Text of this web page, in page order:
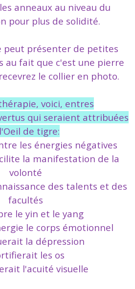
anneaux au niveau du
pour plus de solidité.
peut présenter de petites
au fait que c'est une pierre
le collier en photo.
voici, entres
qui seraient attribuées
de tigre:
les énergies négatives
la manifestation de la
volonté
des talents et des
facultés
le yin et le yang
le corps émotionnel
la dépression
les os
l'acuité visuelle